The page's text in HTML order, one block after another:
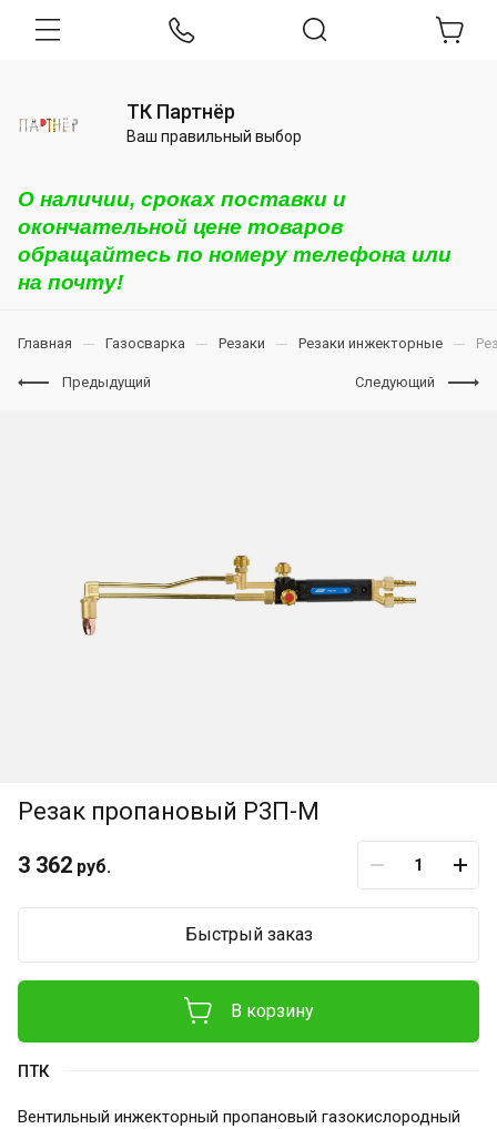
ТК Партнёр
Ваш правильный выбор
О наличии, сроках поставки и
окончательной цене товаров
обращайтесь по номеру телефона или
на почту!
Главная Газосварка Резаки Резаки инжекторные
Предыдущий Следующий
Резак пропановый Р3П-М
3 362 руб.
В корзину
Быстрый заказ
ПТК
Вентильный инжекторный пропановый газокислородный